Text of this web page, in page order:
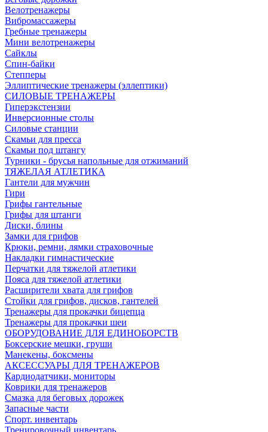
Велотренажеры
Вибромассажеры
Гребные тренажеры
Мини велотренажеры
Сайклы
Спин-байки
Степперы
Эллиптические тренажеры (эллептики)
СИЛОВЫЕ ТРЕНАЖЕРЫ
Гиперэкстензии
Инверсионные столы
Силовые станции
Скамьи для пресса
Скамьи под штангу
Турники - брусья напольные для отжиманий
ТЯЖЕЛАЯ АТЛЕТИКА
Гантели для мужчин
Гири
Грифы гантельные
Грифы для штанги
Диски, блины
Замки для грифов
Крюки, ремни, лямки страховочные
Накладки гимнастические
Перчатки для тяжелой атлетики
Пояса для тяжелой атлетики
Расширители хвата для грифов
Стойки для грифов, дисков, гантелей
Тренажеры для прокачки бицепца
Тренажеры для прокачки шеи
ОБОРУДОВАНИЕ ДЛЯ ЕДИНОБОРСТВ
Боксерские мешки, груши
Манекены, боксмены
АКСЕССУАРЫ ДЛЯ ТРЕНАЖЕРОВ
Кардиодатчики, мониторы
Коврики для тренажеров
Смазка для беговых дорожек
Запасные части
Спорт. инвентарь
Тренировочный инвентарь